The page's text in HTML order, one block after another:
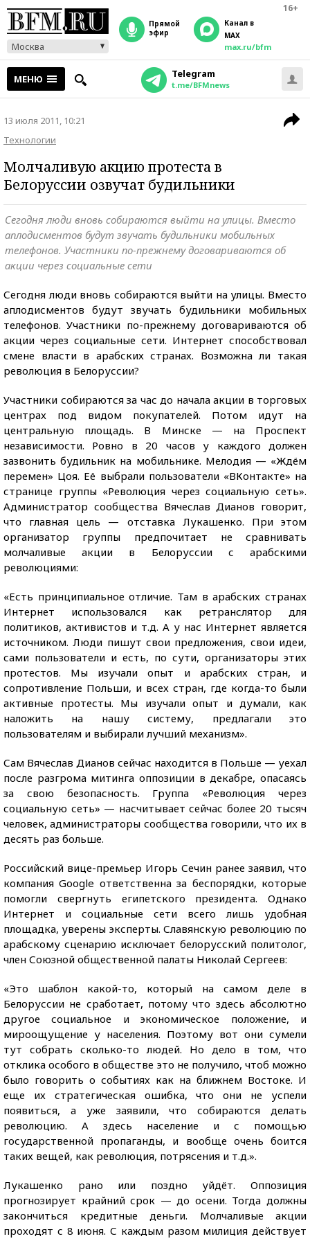
16+
Москва
прямой
эфир
Канал в
MAX
max.ru/bfm
МЕНЮ Telegram
t.me/BFMnews
13 июля 2011, 10:21
Технологии
Молчаливую акцию протеста в
Белоруссии озвучат будильники
Сегодня люди вновь собираются выйти на улицы. Вместо
аплодисментов будут звучать будильники мобильных
телефонов. Участники по-прежнему договариваются об
акции через социальные сети
Сегодня люди вновь собираются выйти на улицы. Вместо
аплодисментов будут звучать будильники мобильных
телефонов. Участники по-прежнему договариваются об
акции через социальные сети. Интернет способствовал
смене власти в арабских странах. Возможна ли такая
революция в Белоруссии?
Участники собираются за час до начала акции в торговых
центрах под видом покупателей. Потом идут на
центральную площадь. В Минске — на Проспект
независимости. Ровно в 20 часов у каждого должен
зазвонить будильник на мобильнике. Мелодия — «Ждём
перемен» Цоя. Её выбрали пользователи «ВКонтакте» на
странице группы «Революция через социальную сеть».
Администратор сообщества Вячеслав Дианов говорит,
что главная цель — отставка Лукашенко. При этом
организатор группы предпочитает не сравнивать
молчаливые акции в Белоруссии с арабскими
революциями:
«Есть принципиальное отличие. Там в арабских странах
Интернет использовался как ретранслятор для
политиков, активистов и т.д. А у нас Интернет является
источником. Люди пишут свои предложения, свои идеи,
сами пользователи и есть, по сути, организаторы этих
протестов. Мы изучали опыт и арабских стран, и
сопротивление Польши, и всех стран, где когда-то были
активные протесты. Мы изучали опыт и думали, как
наложить на нашу систему, предлагали это
пользователям и выбирали лучший механизм».
Сам Вячеслав Дианов сейчас находится в Польше — уехал
после разгрома митинга оппозиции в декабре, опасаясь
за свою безопасность. Группа «Революция через
социальную сеть» — насчитывает сейчас более 20 тысяч
человек, администраторы сообщества говорили, что их в
десять раз больше.
Российский вице-премьер Игорь Сечин ранее заявил, что
компания Google ответственна за беспорядки, которые
помогли свергнуть египетского президента. Однако
Интернет и социальные сети всего лишь удобная
площадка, уверены эксперты. Славянскую революцию по
арабскому сценарию исключает белорусский политолог,
член Союзной общественной палаты Николай Сергеев:
«Это шаблон какой-то, который на самом деле в
Белоруссии не сработает, потому что здесь абсолютно
другое социальное и экономическое положение, и
мироощущение у населения. Поэтому вот они сумели
тут собрать сколько-то людей. Но дело в том, что
отклика особого в обществе это не получило, чтоб можно
было говорить о событиях как на ближнем Востоке. И
еще их стратегическая ошибка, что они не успели
появиться, а уже заявили, что собираются делать
революцию. А здесь население и с помощью
государственной пропаганды, и вообще очень боится
таких вещей, как революция, потрясения и т.д.».
Лукашенко рано или поздно уйдёт. Оппозиция
прогнозирует крайний срок — до осени. Тогда должны
закончиться кредитные деньги. Молчаливые акции
проходят с 8 июня. С каждым разом милиция действует